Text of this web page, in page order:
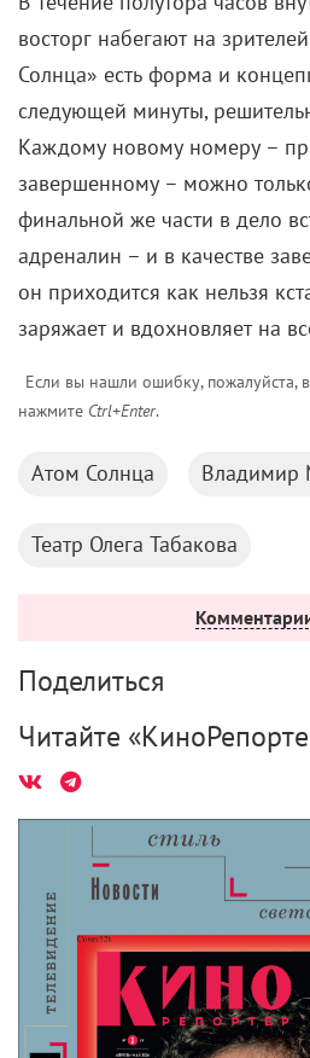
восторг набегают на
Солнца» есть форма и
следующей минуты,
Каждому новому номеру –
завершенному – можно
финальной же части в дело
адреналин – и в качестве
он приходится как нельзя
заряжает и вдохновляет на
Если вы нашли ошибку, пожалуйста,
нажмите Ctrl+Enter.
Атом Солнца Владимир
Театр Олега Табакова
Поделиться
Читайте